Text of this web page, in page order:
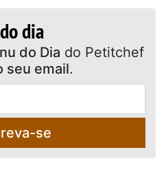
dia
do Dia do Petitchef
seu email.
se